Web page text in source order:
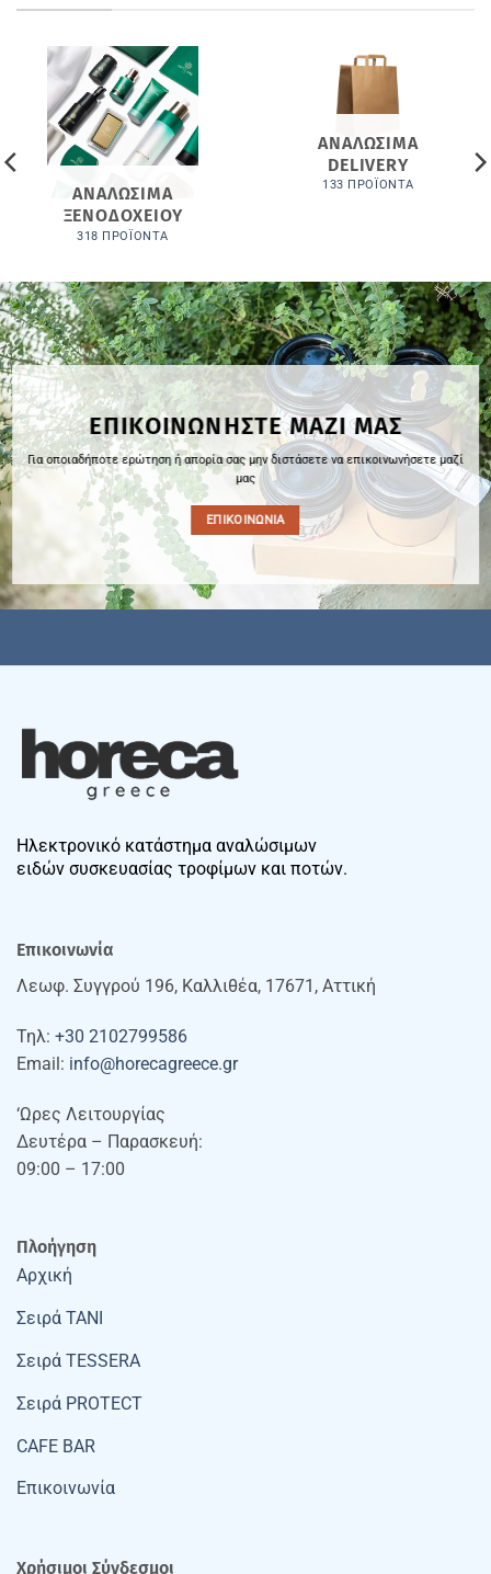
ΑΝΑΛΩΣΙΜΑ
ΞΕΝΟΔΟΧΕΙΟΥ
318 ΠΡΟΪΌΝΤΑ
ΑΝΑΛΩΣΙΜΑ
DELIVERY
133 ΠΡΟΪΌΝΤΑ
ΕΠΙΚΟΙΝΩΝΗΣΤΕ ΜΑΖΙ ΜΑΣ
Για οποιαδήποτε ερώτηση ή απορία σας μην διστάσετε να επικοινωνήσετε μαζί
μας
ΕΠΙΚΟΙΝΩΝΙΑ
Ηλεκτρονικό κατάστημα αναλώσιμων
ειδών συσκευασίας τροφίμων και ποτών.
Επικοινωνία
Λεωφ. Συγγρού 196, Καλλιθέα, 17671, Αττική
Τηλ: +30 2102799586
Email: info@horecagreece.gr
‘Ωρες Λειτουργίας
Δευτέρα – Παρασκευή:
09:00 – 17:00
Πλοήγηση
Αρχική
Σειρά TANI
Σειρά TESSERA
Σειρά PROTECT
CAFE BAR
Επικοινωνία
Χρήσιμοι Σύνδεσμοι